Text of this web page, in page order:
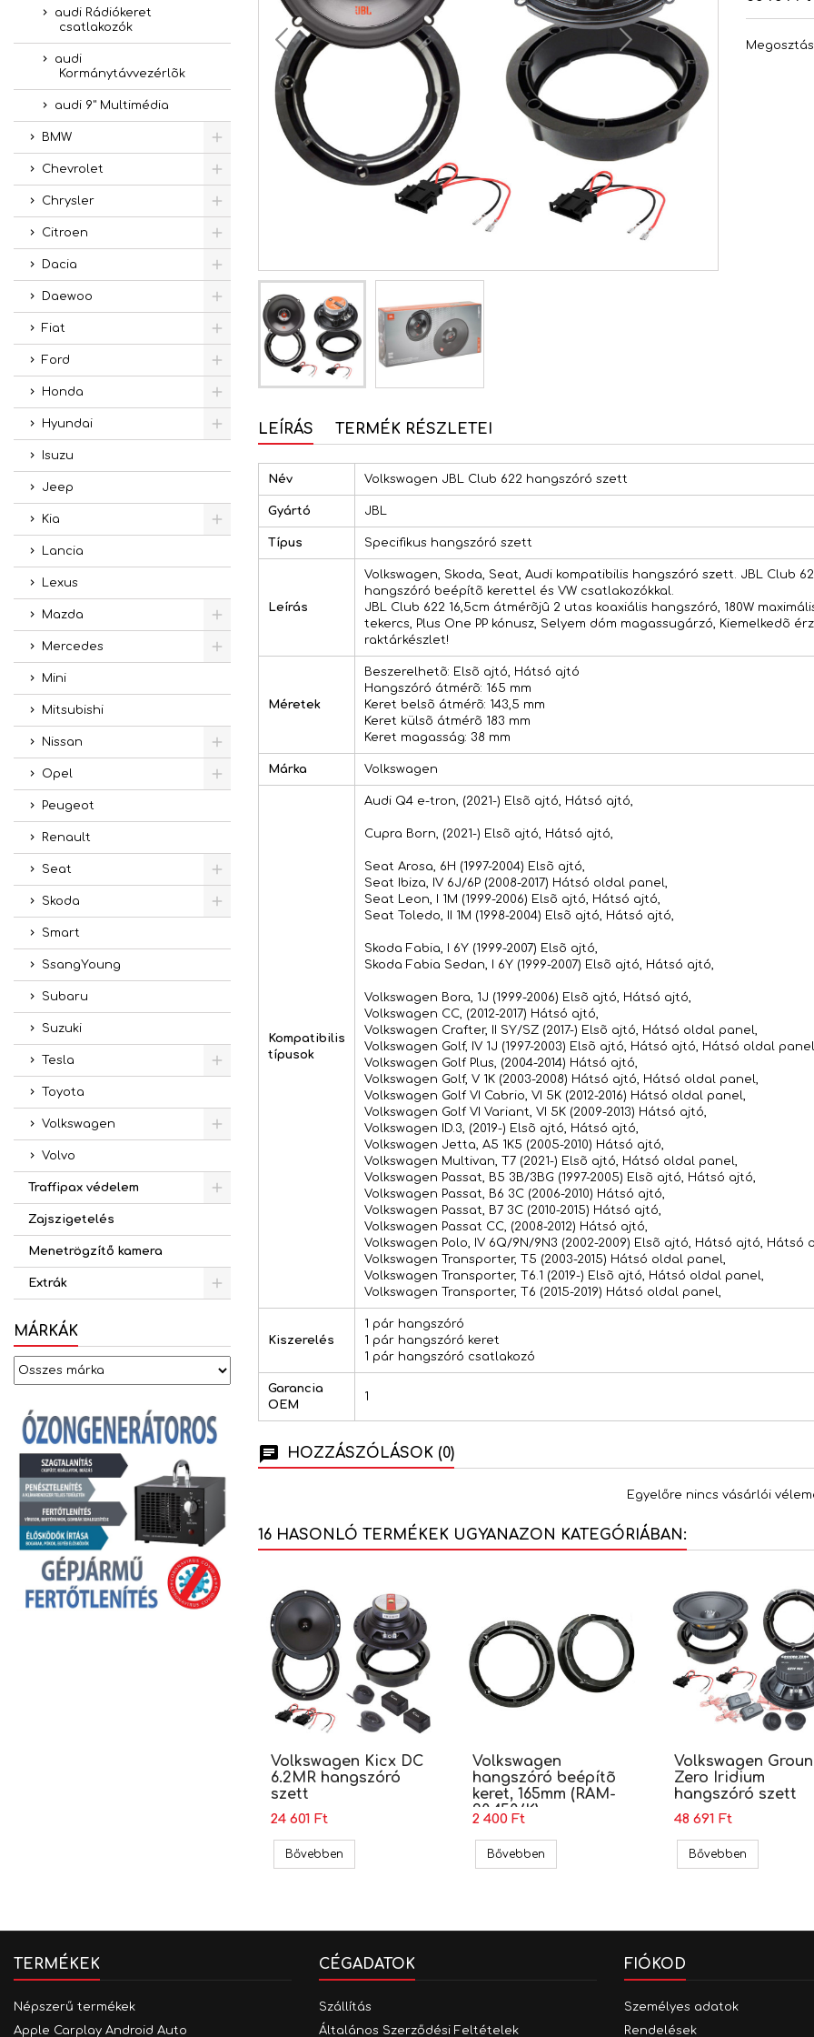
audi Rádiókeret
csatlakozók
audi
Kormánytávvezérlõk
audi 9" Multimédia
BMW
Chevrolet
Chrysler
Citroen
Dacia
Daewoo
Fiat
Ford
Honda
Hyundai
Isuzu
Jeep
Kia
Lancia
Lexus
Mazda
Mercedes
Mini
Mitsubishi
Nissan
Opel
Peugeot
Renault
Seat
Skoda
Smart
SsangYoung
Subaru
Suzuki
Tesla
Toyota
Volkswagen
Volvo
Traffipax védelem
Zajszigetelés
Menetrögzítő kamera
Extrák
MÁRKÁK
Megosztás
LEÍRÁS TERMÉK RÉSZLETEI
Név Volkswagen JBL Club 622 hangszóró szett
Gyártó JBL
Típus Specifikus hangszóró szett
Leírás
Volkswagen, Skoda, Seat, Audi kompatibilis hangszóró szett. JBL Club
hangszóró beépítõ kerettel és VW csatlakozókkal.
JBL Club 622 16,5cm átmérõjû 2 utas koaxiális hangszóró, 180W
tekercs, Plus One PP kónusz, Selyem dóm magassugárzó, Kiemelkedõ
raktárkészlet!
Méretek
Beszerelhetõ: Elsõ ajtó, Hátsó ajtó
Hangszóró átmérõ: 165 mm
Keret belsõ átmérõ: 143,5 mm
Keret külsõ átmérõ 183 mm
Keret magasság: 38 mm
Márka Volkswagen
Kompatibilis
típusok
Audi Q4 e-tron, (2021-) Elsõ ajtó, Hátsó ajtó,
Cupra Born, (2021-) Elsõ ajtó, Hátsó ajtó,
Seat Arosa, 6H (1997-2004) Elsõ ajtó,
Seat Ibiza, IV 6J/6P (2008-2017) Hátsó oldal panel,
Seat Leon, I 1M (1999-2006) Elsõ ajtó, Hátsó ajtó,
Seat Toledo, II 1M (1998-2004) Elsõ ajtó, Hátsó ajtó,
Skoda Fabia, I 6Y (1999-2007) Elsõ ajtó,
Skoda Fabia Sedan, I 6Y (1999-2007) Elsõ ajtó, Hátsó ajtó,
Volkswagen Bora, 1J (1999-2006) Elsõ ajtó, Hátsó ajtó,
Volkswagen CC, (2012-2017) Hátsó ajtó,
Volkswagen Crafter, II SY/SZ (2017-) Elsõ ajtó, Hátsó oldal panel,
Volkswagen Golf, IV 1J (1997-2003) Elsõ ajtó, Hátsó ajtó, Hátsó oldal
Volkswagen Golf Plus, (2004-2014) Hátsó ajtó,
Volkswagen Golf, V 1K (2003-2008) Hátsó ajtó, Hátsó oldal panel,
Volkswagen Golf VI Cabrio, VI 5K (2012-2016) Hátsó oldal panel,
Volkswagen Golf VI Variant, VI 5K (2009-2013) Hátsó ajtó,
Volkswagen ID.3, (2019-) Elsõ ajtó, Hátsó ajtó,
Volkswagen Jetta, A5 1K5 (2005-2010) Hátsó ajtó,
Volkswagen Multivan, T7 (2021-) Elsõ ajtó, Hátsó oldal panel,
Volkswagen Passat, B5 3B/3BG (1997-2005) Elsõ ajtó, Hátsó ajtó,
Volkswagen Passat, B6 3C (2006-2010) Hátsó ajtó,
Volkswagen Passat, B7 3C (2010-2015) Hátsó ajtó,
Volkswagen Passat CC, (2008-2012) Hátsó ajtó,
Volkswagen Polo, IV 6Q/9N/9N3 (2002-2009) Elsõ ajtó, Hátsó ajtó, Hátsó
Volkswagen Transporter, T5 (2003-2015) Hátsó oldal panel,
Volkswagen Transporter, T6.1 (2019-) Elsõ ajtó, Hátsó oldal panel,
Volkswagen Transporter, T6 (2015-2019) Hátsó oldal panel,
Kiszerelés
1 pár hangszóró
1 pár hangszóró keret
1 pár hangszóró csatlakozó
Garancia
OEM
1
HOZZÁSZÓLÁSOK (0)
Egyelőre nincs vásárlói
16 HASONLÓ TERMÉKEK UGYANAZON KATEGÓRIÁBAN:
Volkswagen Kicx DC
6.2MR hangszóró
szett
24 601 Ft
BővebbenVolkswagen Kicx DC 6.2MR hangszóró szett
Volkswagen
hangszóró beépítõ
keret, 165mm (RAM-
20.450/K)
2 400 Ft
BővebbenVolkswagen hangszóró beépítõ keret, 165mm
Volkswagen
Zero Iridium
hangszóró szett
48 691 Ft
Bővebben
TERMÉKEK
Népszerű termékek
Apple Carplay Android Auto
CÉGADATOK
Szállítás
Általános Szerződési Feltételek
FIÓKOD
Személyes adatok
Rendelések